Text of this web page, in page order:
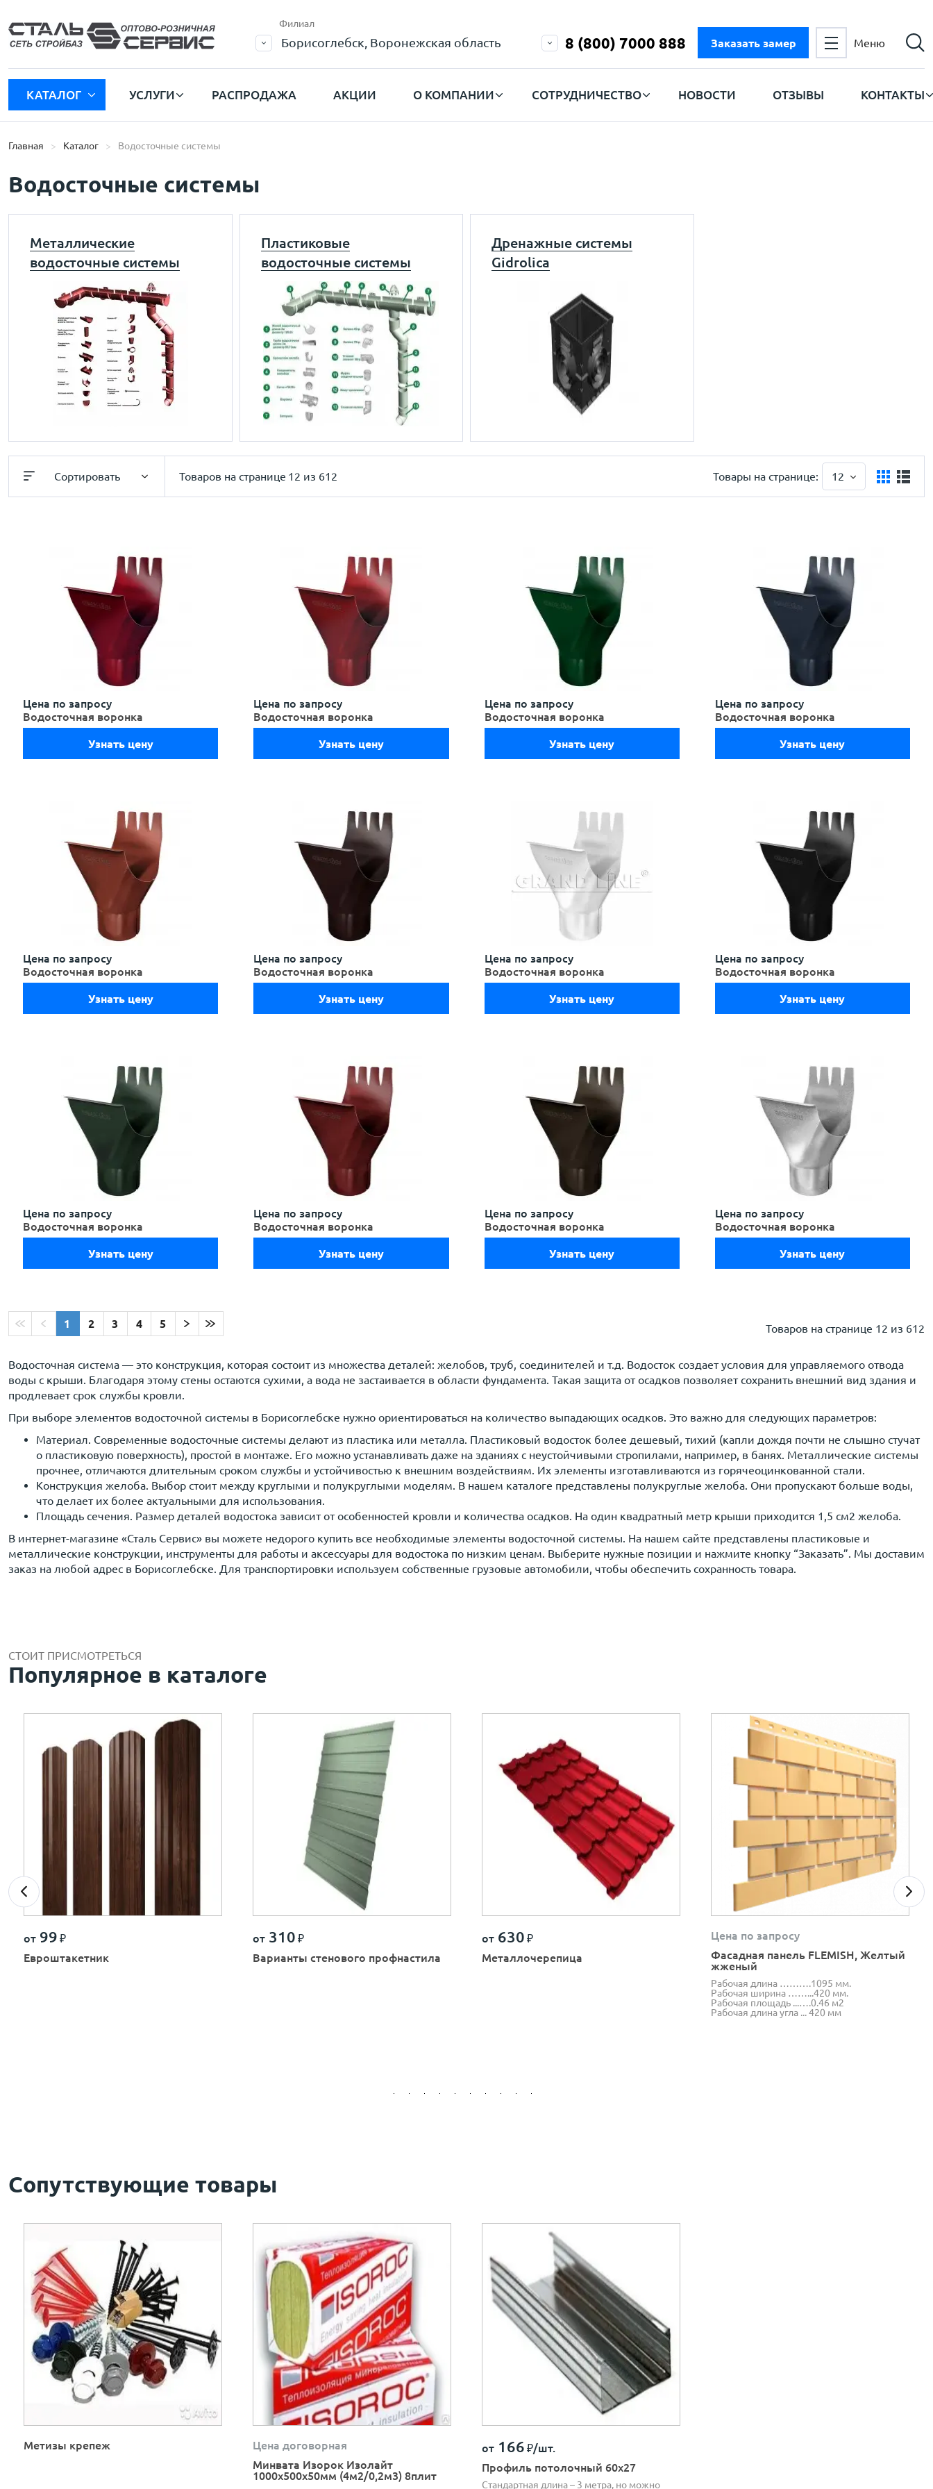
Филиал
Борисоглебск, Воронежская область 8 (800) 7000 888 Заказать замер Меню
КАТАЛОГ УСЛУГИ РАСПРОДАЖА АКЦИИ О КОМПАНИИ СОТРУДНИЧЕСТВО НОВОСТИ ОТЗЫВЫ КОНТАКТЫ
Главная Каталог Водосточные системы
Водосточные системы
Металлические
водосточные системы
Пластиковые
водосточные системы
Дренажные системы
Gidrolica
Сортировать Товаров на странице 12 из 612 Товары на странице: 12
Цена по запросу
Водосточная воронка
Узнать цену
Цена по запросу
Водосточная воронка
Узнать цену
Цена по запросу
Водосточная воронка
Узнать цену
Цена по запросу
Водосточная воронка
Узнать цену
Цена по запросу
Водосточная воронка
Узнать цену
Цена по запросу
Водосточная воронка
Узнать цену
Цена по запросу
Водосточная воронка
Узнать цену
Цена по запросу
Водосточная воронка
Узнать цену
Цена по запросу
Водосточная воронка
Узнать цену
Цена по запросу
Водосточная воронка
Узнать цену
Цена по запросу
Водосточная воронка
Узнать цену
Цена по запросу
Водосточная воронка
Узнать цену
1 2 3 4 5 Товаров на странице 12 из 612
Водосточная система — это конструкция, которая состоит из множества деталей: желобов, труб, соединителей и т.д. Водосток создает условия для управляемого отвода
воды с крыши. Благодаря этому стены остаются сухими, а вода не застаивается в области фундамента. Такая защита от осадков позволяет сохранить внешний вид здания и
продлевает срок службы кровли.
При выборе элементов водосточной системы в Борисоглебске нужно ориентироваться на количество выпадающих осадков. Это важно для следующих параметров:
Материал. Современные водосточные системы делают из пластика или металла. Пластиковый водосток более дешевый, тихий (капли дождя почти не слышно стучат
о пластиковую поверхность), простой в монтаже. Его можно устанавливать даже на зданиях с неустойчивыми стропилами, например, в банях. Металлические системы
прочнее, отличаются длительным сроком службы и устойчивостью к внешним воздействиям. Их элементы изготавливаются из горячеоцинкованной стали.
Конструкция желоба. Выбор стоит между круглыми и полукруглыми моделям. В нашем каталоге представлены полукруглые желоба. Они пропускают больше воды,
что делает их более актуальными для использования.
Площадь сечения. Размер деталей водостока зависит от особенностей кровли и количества осадков. На один квадратный метр крыши приходится 1,5 см2 желоба.
В интернет-магазине «Сталь Сервис» вы можете недорого купить все необходимые элементы водосточной системы. На нашем сайте представлены пластиковые и
металлические конструкции, инструменты для работы и аксессуары для водостока по низким ценам. Выберите нужные позиции и нажмите кнопку “Заказать”. Мы доставим
заказ на любой адрес в Борисоглебске. Для транспортировки используем собственные грузовые автомобили, чтобы обеспечить сохранность товара.
СТОИТ ПРИСМОТРЕТЬСЯ
Популярное в каталоге
от 99 ₽
Евроштакетник
от 310 ₽
Варианты стенового профнастила
от 630 ₽
Металлочерепица
Цена по запросу
Фасадная панель FLEMISH, Желтый
жженый
Рабочая длина ……….1095 мм.
Рабочая ширина ……...420 мм.
Рабочая площадь ...….0.46 м2
Рабочая длина угла ... 420 мм
Сопутствующие товары
Метизы крепеж
Цена договорная
Минвата Изорок Изолайт
1000х500х50мм (4м2/0,2м3) 8плит
от 166 ₽/шт.
Профиль потолочный 60х27
Стандартная длина – 3 метра, но можно